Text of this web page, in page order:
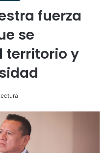
fuerza
se
territorio y